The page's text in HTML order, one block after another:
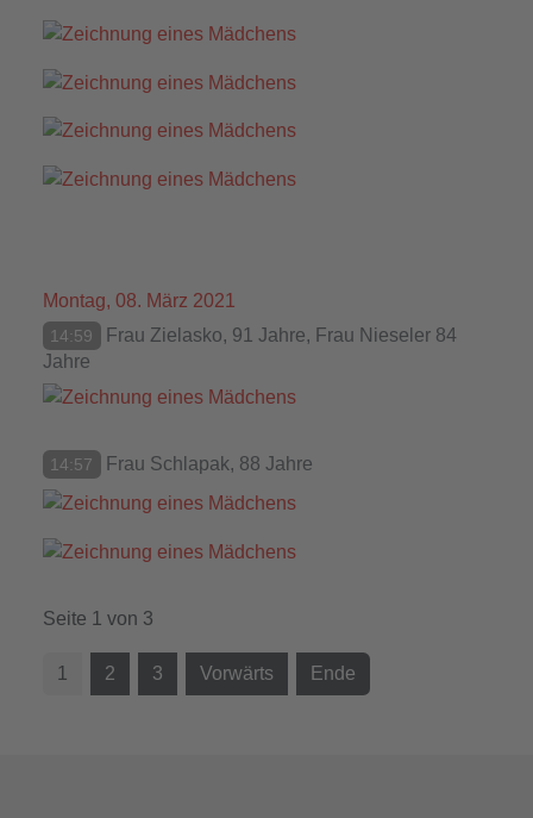
Montag, 08. März 2021
14:59
Frau Zielasko, 91 Jahre, Frau Nieseler 84
Jahre
14:57 Frau Schlapak, 88 Jahre
Seite 1 von 3
1 2 3 Vorwärts Ende